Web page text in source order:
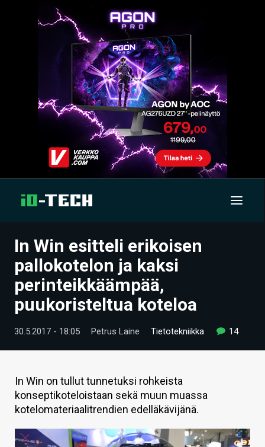
UUTISET
ARTIKKELIT
VIDEOT
TECHBBS
HINTA.FI
KAUPPA
VAIHDA TEEMA
In Win esitteli erikoisen
pallokotelon ja kaksi
perinteikkäämpää,
puukoristeltua koteloa
30.5.2017 - 18:05 Petrus Laine Tietotekniikka 14
In Win on tullut tunnetuksi rohkeista
konseptikoteloistaan sekä muun muassa
kotelomateriaalitrendien edelläkävijänä.